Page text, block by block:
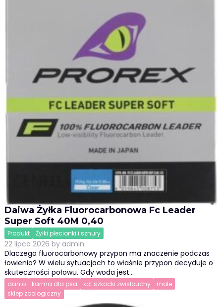
Daiwa Żyłka Fluorocarbonowa Fc Leader
Super Soft 40M 0,40
Produkt Żyłki plecionki i sznury
22 lipca 2026 by admin
Dlaczego fluorocarbonowy przypon ma znaczenie podczas
łowienia? W wielu sytuacjach to właśnie przypon decyduje o
skuteczności połowu. Gdy woda jest…
danio karma dla psa kot szkocki zwisłouchy
mole
sklep zoologiczny